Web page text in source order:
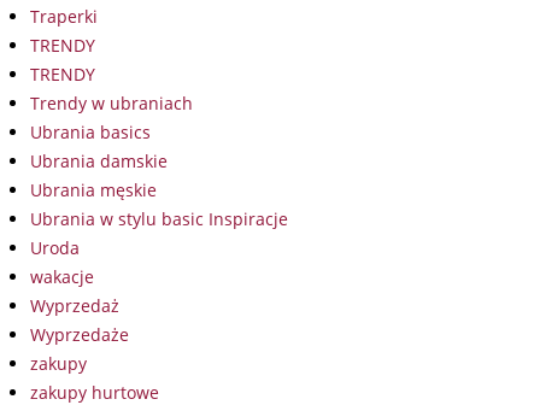
Traperki
TRENDY
TRENDY
Trendy w ubraniach
Ubrania basics
Ubrania damskie
Ubrania męskie
Ubrania w stylu basic Inspiracje
Uroda
wakacje
Wyprzedaż
Wyprzedaże
zakupy
zakupy hurtowe